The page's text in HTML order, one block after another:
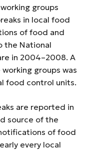
groups
in local food
of food and
the National
in 2004–2008. A
groups was
food control units.
are reported in
source of the
of food
every local